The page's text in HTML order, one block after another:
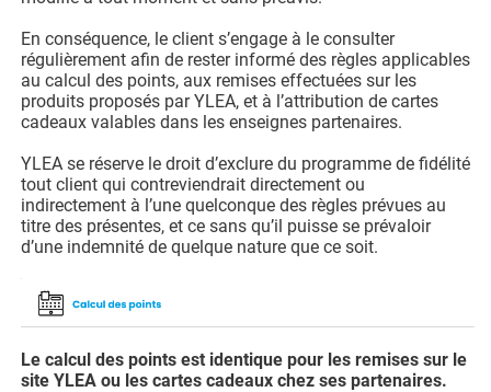
En conséquence, le client s’engage à le consulter
régulièrement afin de rester informé des règles applicables
au calcul des points, aux remises effectuées sur les
produits proposés par YLEA, et à l’attribution de cartes
cadeaux valables dans les enseignes partenaires.
YLEA se réserve le droit d’exclure du programme de fidélité
tout client qui contreviendrait directement ou
indirectement à l’une quelconque des règles prévues au
titre des présentes, et ce sans qu’il puisse se prévaloir
d’une indemnité de quelque nature que ce soit.
Le calcul des points est identique pour les remises sur le
site YLEA ou les cartes cadeaux chez ses partenaires.